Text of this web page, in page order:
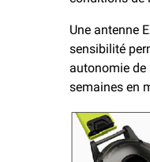
Une antenne
sensibilité
autonomie de
semaines en